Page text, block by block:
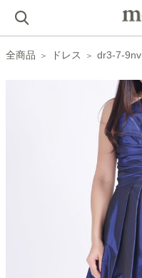
全商品 ドレス dr3-7-9nv